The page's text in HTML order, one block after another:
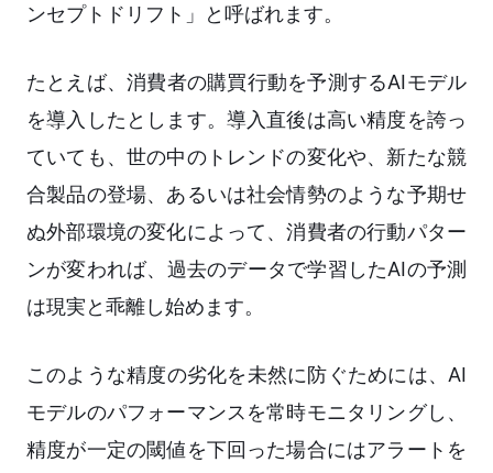
ンセプトドリフト」と呼ばれます。
たとえば、消費者の購買行動を予測するAIモデル
を導入したとします。導入直後は高い精度を誇っ
ていても、世の中のトレンドの変化や、新たな競
合製品の登場、あるいは社会情勢のような予期せ
ぬ外部環境の変化によって、消費者の行動パター
ンが変われば、過去のデータで学習したAIの予測
は現実と乖離し始めます。
このような精度の劣化を未然に防ぐためには、AI
モデルのパフォーマンスを常時モニタリングし、
精度が一定の閾値を下回った場合にはアラートを